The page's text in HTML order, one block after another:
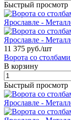
Быстрый просмотр
11 375 руб./шт
Ворота со
В корзину
Быстрый просмотр